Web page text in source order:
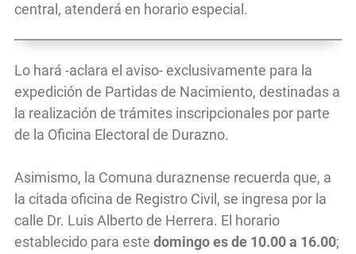
central, atenderá en horario especial.
Lo hará -aclara el aviso- exclusivamente para la
expedición de Partidas de Nacimiento, destinadas a
la realización de trámites inscripcionales por parte
de la Oficina Electoral de Durazno.
Asimismo, la Comuna duraznense recuerda que, a
la citada oficina de Registro Civil, se ingresa por la
calle Dr. Luis Alberto de Herrera. El horario
establecido para este domingo es de 10.00 a 16.00;